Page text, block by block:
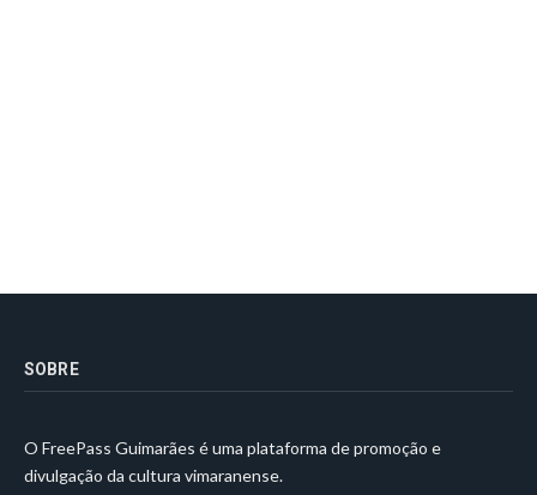
SOBRE
O FreePass Guimarães é uma plataforma de promoção e
divulgação da cultura vimaranense.